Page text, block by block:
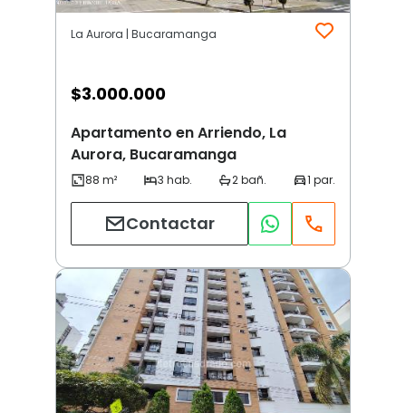
La Aurora | Bucaramanga
$3.000.000
Apartamento en Arriendo, La
Aurora, Bucaramanga
Contactar